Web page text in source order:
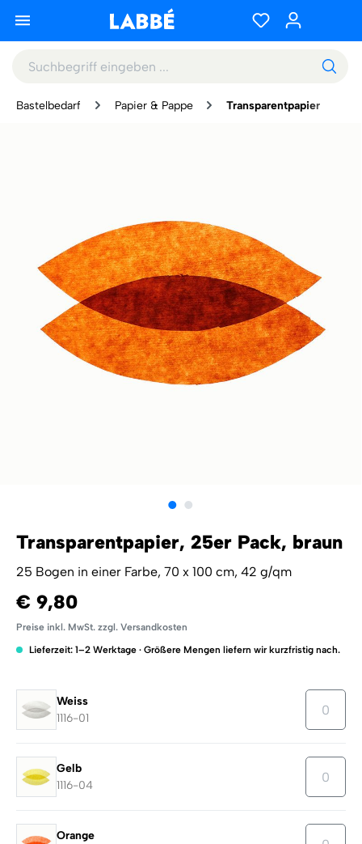
Bastelbedarf Papier & Pappe Transparentpapier
Transparentpapier, 25er Pack, braun
25 Bogen in einer Farbe, 70 x 100 cm, 42 g/qm
€ 9,80
Preise inkl. MwSt. zzgl. Versandkosten
Lieferzeit: 1–2 Werktage · Größere Mengen liefern wir kurzfristig nach.
Weiss
1116-01
Gelb
1116-04
Orange